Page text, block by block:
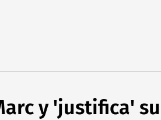
y 'justifica' su